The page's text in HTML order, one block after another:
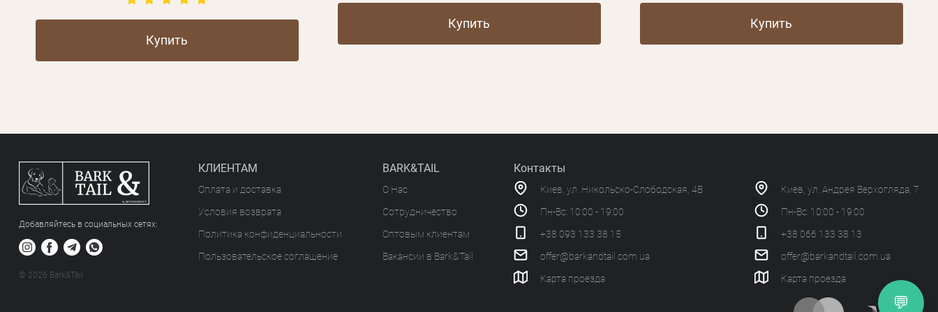
Купить
Купить Купить
Добавляйтесь в социальных сетяx:
© 2026 Bark&Tail
КЛИЕНТАМ
Оплата и доставка
Условия возврата
Политика конфиденциальности
Пользовательское соглашение
BARK&TAIL
О Нас
Сотрудничество
Оптовым клиентам
Вакансии в Bark&Tail
Контакты
Киев, ул. Никольско-Слободская, 4В
Пн-Вс: 10:00 - 19:00
+38 093 133 38 15
offer@barkandtail.com.ua
Карта проезда
Киев, ул. Андрея Верхогляда, 7
Пн-Вс: 10:00 - 19:00
+38 066 133 38 13
offer@barkandtail.com.ua
Карта проезда
💬